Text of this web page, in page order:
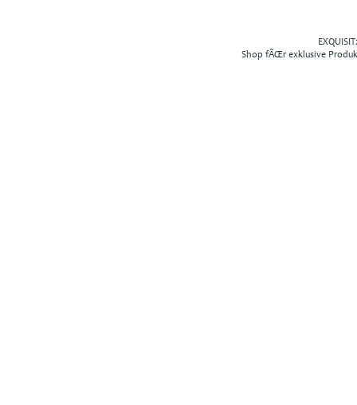
Shop fÃŒr exklusive